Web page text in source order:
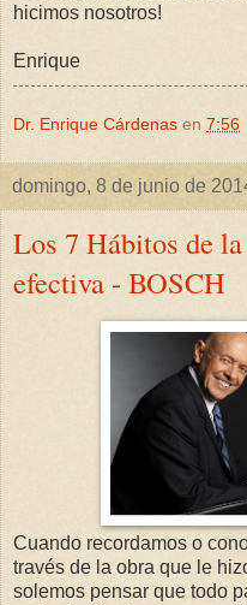
hicimos nosotros!
Enrique
Dr. Enrique Cárdenas en 7:56
domingo, 8 de junio de
Los 7 Hábitos de
efectiva - BOSCH
Cuando recordamos o
través de la obra que le
solemos pensar que todo